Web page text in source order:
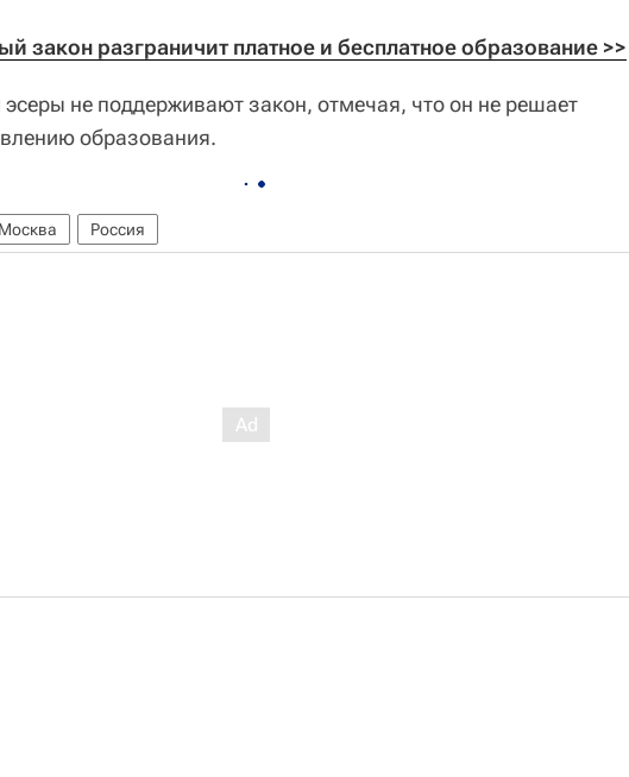
закон разграничит платное и бесплатное образование >>
не поддерживают закон, отмечая, что он не решает
образования.
Москва Россия